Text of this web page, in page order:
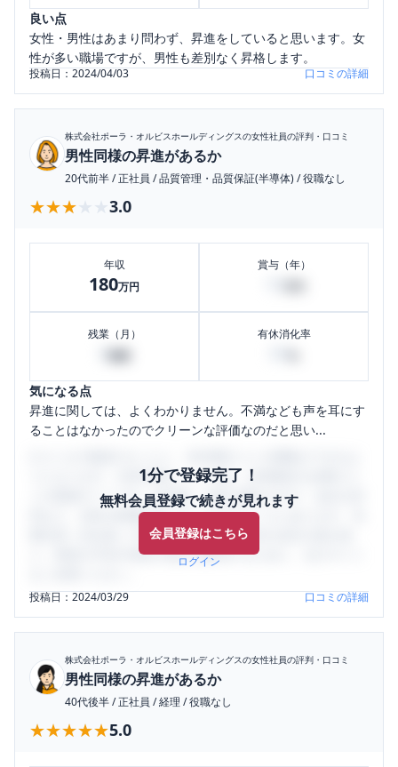
良い点
女性・男性はあまり問わず、昇進をしていると思います。女
性が多い職場ですが、男性も差別なく昇格します。
投稿日：2024/04/03 口コミの詳細
株式会社ポーラ・オルビスホールディングスの女性社員の評判・口コミ
男性同様の昇進があるか
20代前半/正社員 /品質管理・品質保証(半導体) /役職なし
★★★★★
★★★★★ 3.0
年収
180万円
賞与（年）
残業（月） 有休消化率
気になる点
昇進に関しては、よくわかりません。不満なども声を耳にす
ることはなかったのでクリーンな評価なのだと思い...
1分で登録完了！
無料会員登録で続きが見れます
会員登録はこちら
ログイン
うになります。SHEHUB(シーハブ)は、女性限定の企業口コ
ミの投稿サイトです。給与面・女性の働きやすさ・会社の評
判など、女性の転職は気にすべき点がたくさんあります。先
輩社員（元社員）の口コミを通して、本当の会社の姿を知
り、将来の不安や現在の悩みを解消するために、ぜひサイト
投稿日：2024/03/29 口コミの詳細
株式会社ポーラ・オルビスホールディングスの女性社員の評判・口コミ
男性同様の昇進があるか
40代後半/正社員 /経理 /役職なし
★★★★★
★★★★★5.0